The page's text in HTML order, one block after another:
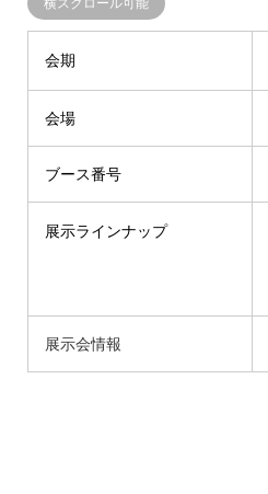
会期
会場
ブース番号
展示ラインナップ
展示会情報